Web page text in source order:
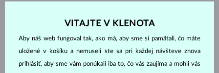
13.00 mm
DĹŽKA 450 mm
VÁHA 3.15 g
VITAJTE V KLENOTA
Aby náš web fungoval tak, ako má, aby sme si pamätali, čo máte
uložené v košíku a nemuseli ste sa pri každej návšteve znova
prihlásiť, aby sme vám ponúkali iba to, čo vás zaujíma a mohli vás